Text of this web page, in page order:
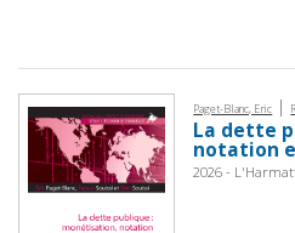
Paget-Blanc, Eric |
La dette
notation
2026 -